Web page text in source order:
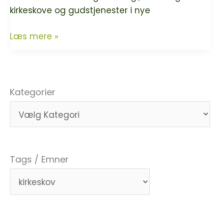
kirkeskove og gudstjenester i nye
Glimt
Læs mere »
Kategorier
Tags / Emner